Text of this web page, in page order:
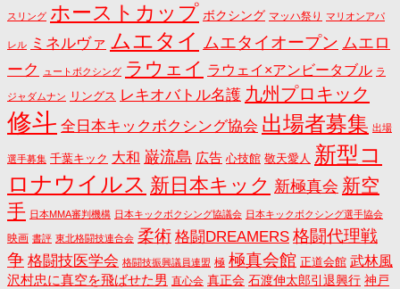
スリング ホーストカップ ボクシング マッハ祭り マリオンアパ
レル ミネルヴァ ムエタイ ムエタイオープン ムエロ
ーク
ュートボクシング ラウェイ ラウェイ×アンビータブル ラ
ジャダムナン リングス レキオバトル名護 九州プロキック
修斗 全日本キックボクシング協会 出場者募集 出場
選手募集 千葉キック 大和 巌流島 広告 心技館 敬天愛人 新型コ
ロナウイルス 新日本キック 新極真会 新空
手 日本MMA審判機構 日本キックボクシング協議会 日本キックボクシング選手協会
映画 書評 東北格闘技連合会 柔術 格闘DREAMERS 格闘代理戦
争 格闘技医学会 格闘技振興議員連盟 極 極真会館 正道会館 武林風
沢村忠に真空を飛ばせた男 直心会 真正会 石渡伸太郎引退興行 神戸